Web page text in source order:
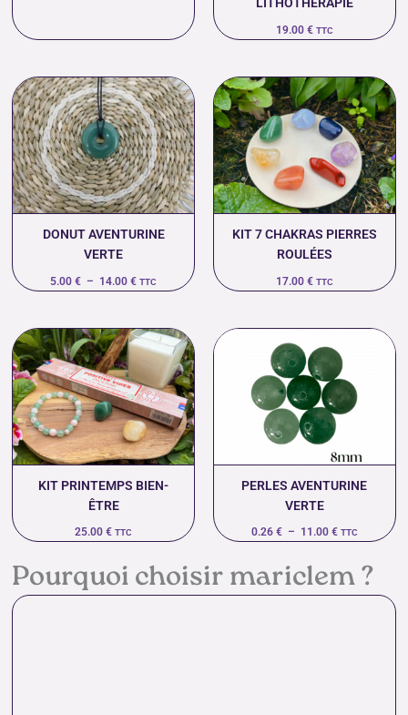
LITHOTHÉRAPIE
19.00 € TTC
DONUT AVENTURINE
VERTE
5.00€ – 14.00€
Plage
de
prix :
5.00 €
à
14.00 €
TTC
KIT 7 CHAKRAS PIERRES
ROULÉES
17.00 € TTC
KIT PRINTEMPS BIEN-
ÊTRE
25.00€ TTC
PERLES AVENTURINE
VERTE
0.26 € – 11.00 €
de
prix :
0.26 €
à
11.00 €
TTC
Pourquoi choisir mariclem ?